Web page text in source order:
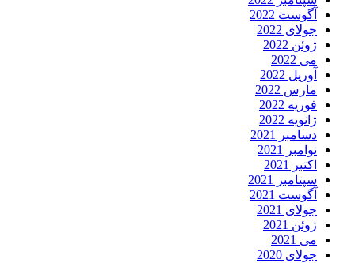
آگوست 2022
جولای 2022
ژوئن 2022
می 2022
آوریل 2022
مارس 2022
فوریه 2022
ژانویه 2022
دسامبر 2021
نوامبر 2021
اکتبر 2021
سپتامبر 2021
آگوست 2021
جولای 2021
ژوئن 2021
می 2021
جولای 2020